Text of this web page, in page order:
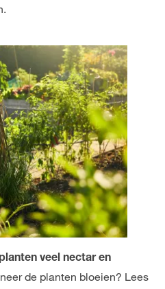
veel nectar en
de planten bloeien? Lees